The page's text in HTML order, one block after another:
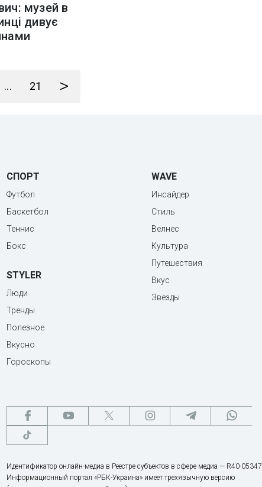
музей в
дивує
... 21 >
СПОРТ
Футбол
Баскетбол
Теннис
Бокс
STYLER
Люди
Тренды
Полезное
Вкусно
Гороскопы
WAVE
Инсайдер
Стиль
Велнес
Культура
Путешествия
Вкус
Звезды
Идентификатор онлайн-медиа в Реестре субъектов в сфере медиа — R40-05347
Информационный портал «РБК-Украина» имеет трехязычную версию